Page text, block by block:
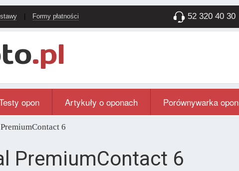
Formy płatności 52 320 40 30
opon Artykuły o oponach Porównywarka opon
6
PremiumContact 6